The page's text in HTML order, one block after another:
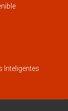
Inteligentes